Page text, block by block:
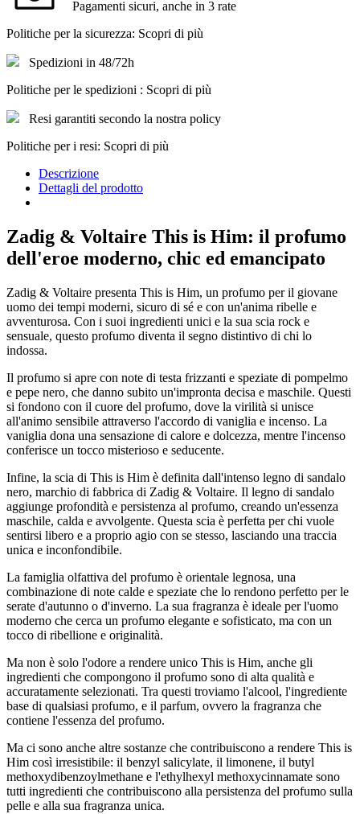
Pagamenti sicuri, anche in 3 rate
Politiche per la sicurezza: Scopri di più
Spedizioni in 48/72h
Politiche per le spedizioni : Scopri di più
Resi garantiti secondo la nostra policy
Politiche per i resi: Scopri di più
Descrizione
Dettagli del prodotto
Zadig & Voltaire This is Him: il profumo
dell'eroe moderno, chic ed emancipato
Zadig & Voltaire presenta This is Him, un profumo per il giovane
uomo dei tempi moderni, sicuro di sé e con un'anima ribelle e
avventurosa. Con i suoi ingredienti unici e la sua scia rock e
sensuale, questo profumo diventa il segno distintivo di chi lo
indossa.
Il profumo si apre con note di testa frizzanti e speziate di pompelmo
e pepe nero, che danno subito un'impronta decisa e maschile. Questi
si fondono con il cuore del profumo, dove la virilità si unisce
all'animo sensibile attraverso l'accordo di vaniglia e incenso. La
vaniglia dona una sensazione di calore e dolcezza, mentre l'incenso
conferisce un tocco misterioso e seducente.
Infine, la scia di This is Him è definita dall'intenso legno di sandalo
nero, marchio di fabbrica di Zadig & Voltaire. Il legno di sandalo
aggiunge profondità e persistenza al profumo, creando un'essenza
maschile, calda e avvolgente. Questa scia è perfetta per chi vuole
sentirsi libero e a proprio agio con se stesso, lasciando una traccia
unica e inconfondibile.
La famiglia olfattiva del profumo è orientale legnosa, una
combinazione di note calde e speziate che lo rendono perfetto per le
serate d'autunno o d'inverno. La sua fragranza è ideale per l'uomo
moderno che cerca un profumo elegante e sofisticato, ma con un
tocco di ribellione e originalità.
Ma non è solo l'odore a rendere unico This is Him, anche gli
ingredienti che compongono il profumo sono di alta qualità e
accuratamente selezionati. Tra questi troviamo l'alcool, l'ingrediente
base di qualsiasi profumo, e il parfum, ovvero la fragranza che
contiene l'essenza del profumo.
Ma ci sono anche altre sostanze che contribuiscono a rendere This is
Him così irresistibile: il benzyl salicylate, il limonene, il butyl
methoxydibenzoylmethane e l'ethylhexyl methoxycinnamate sono
tutti ingredienti che contribuiscono alla persistenza del profumo sulla
pelle e alla sua fragranza unica.